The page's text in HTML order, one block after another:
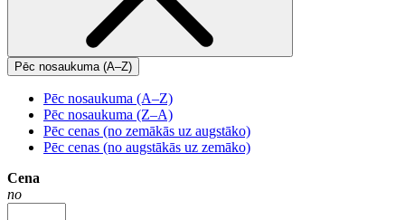
Pēc nosaukuma (A–Z)
Pēc nosaukuma (A–Z)
Pēc nosaukuma (Z–A)
Pēc cenas (no zemākās uz augstāko)
Pēc cenas (no augstākās uz zemāko)
Cena
no